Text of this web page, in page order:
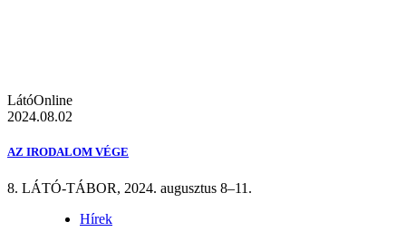
LátóOnline
2024.08.02
AZ IRODALOM VÉGE
8. LÁTÓ-TÁBOR, 2024. augusztus 8–11.
Hírek